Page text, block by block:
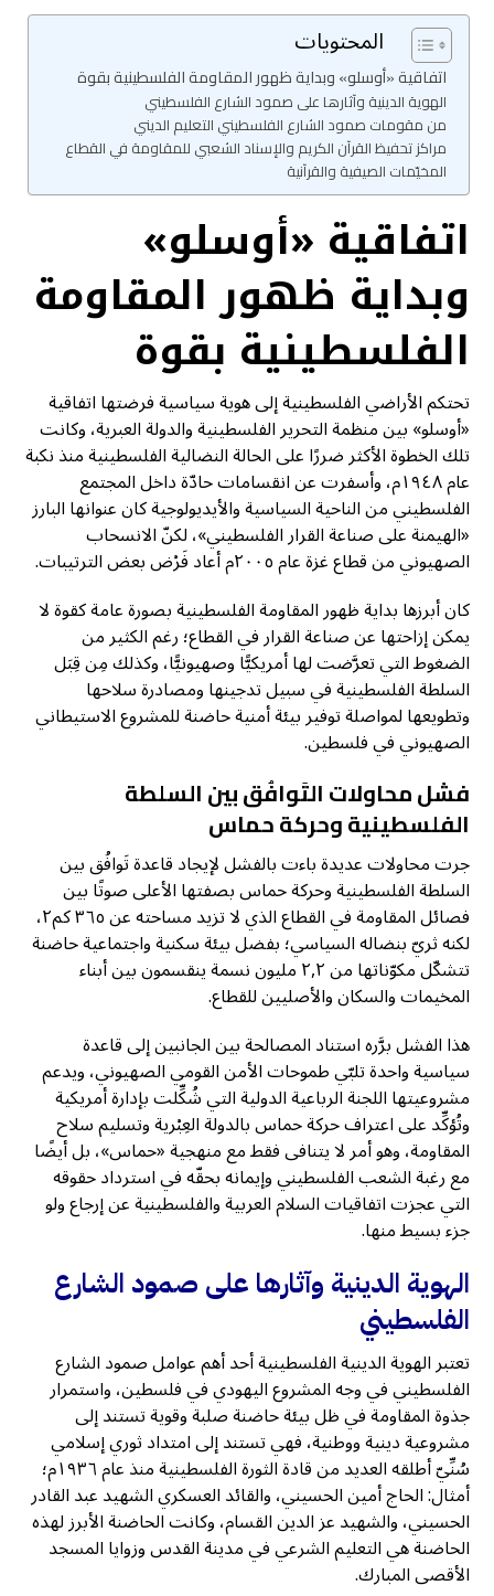
المحتويات
اتفاقية «أوسلو» وبداية ظهور المقاومة الفلسطينية بقوة
الهوية الدينية وآثارها على صمود الشارع الفلسطيني
من مقومات صمود الشارع الفلسطيني التعليم الديني
مراكز تحفيظ القرآن الكريم والإسناد الشعبي للمقاومة في القطاع
المخيّمات الصيفية والقرآنية
اتفاقية «أوسلو»
وبداية ظهور المقاومة
الفلسطينية بقوة
تحتكم الأراضي الفلسطينية إلى هوية سياسية فرضتها اتفاقية
«أوسلو» بين منظمة التحرير الفلسطينية والدولة العبرية، وكانت
تلك الخطوة الأكثر ضررًا على الحالة النضالية الفلسطينية منذ نكبة
عام ١٩٤٨م، وأسفرت عن انقسامات حادّة داخل المجتمع
الفلسطيني من الناحية السياسية والأيديولوجية كان عنوانها البارز
«الهيمنة على صناعة القرار الفلسطيني»، لكنّ الانسحاب
الصهيوني من قطاع غزة عام ٢٠٠٥م أعاد فَرْض بعض الترتيبات.
كان أبرزها بداية ظهور المقاومة الفلسطينية بصورة عامة كقوة لا
يمكن إزاحتها عن صناعة القرار في القطاع؛ رغم الكثير من
الضغوط التي تعرَّضت لها أمريكيًّا وصهيونيًّا، وكذلك مِن قِبَل
السلطة الفلسطينية في سبيل تدجينها ومصادرة سلاحها
وتطويعها لمواصلة توفير بيئة أمنية حاضنة للمشروع الاستيطاني
الصهيوني في فلسطين.
فشل محاولات التَوافُق بين السلطة
الفلسطينية وحركة حماس
جرت محاولات عديدة باءت بالفشل لإيجاد قاعدة تَوافُق بين
السلطة الفلسطينية وحركة حماس بصفتها الأعلى صوتًا بين
فصائل المقاومة في القطاع الذي لا تزيد مساحته عن ٣٦٥ كم٢،
لكنه ثريّ بنضاله السياسي؛ بفضل بيئة سكنية واجتماعية حاضنة
تتشكّل مكوّناتها من ٢,٢ مليون نسمة ينقسمون بين أبناء
المخيمات والسكان والأصليين للقطاع.
هذا الفشل برَّره استناد المصالحة بين الجانبين إلى قاعدة
سياسية واحدة تلبّي طموحات الأمن القومي الصهيوني، ويدعم
مشروعيتها اللجنة الرباعية الدولية التي شُكِّلت بإدارة أمريكية
وتُؤكِّد على اعتراف حركة حماس بالدولة العِبْرية وتسليم سلاح
المقاومة، وهو أمر لا يتنافى فقط مع منهجية «حماس»، بل أيضًا
مع رغبة الشعب الفلسطيني وإيمانه بحقّه في استرداد حقوقه
التي عجزت اتفاقيات السلام العربية والفلسطينية عن إرجاع ولو
جزء بسيط منها.
الهوية الدينية وآثارها على صمود الشارع
الفلسطيني
تعتبر الهوية الدينية الفلسطينية أحد أهم عوامل صمود الشارع
الفلسطيني في وجه المشروع اليهودي في فلسطين، واستمرار
جذوة المقاومة في ظل بيئة حاضنة صلبة وقوية تستند إلى
مشروعية دينية ووطنية، فهي تستند إلى امتداد ثوري إسلامي
سُنِّيّ أطلقه العديد من قادة الثورة الفلسطينية منذ عام ١٩٣٦م؛
أمثال: الحاج أمين الحسيني، والقائد العسكري الشهيد عبد القادر
الحسيني، والشهيد عز الدين القسام، وكانت الحاضنة الأبرز لهذه
الحاضنة هي التعليم الشرعي في مدينة القدس وزوايا المسجد
الأقصى المبارك.